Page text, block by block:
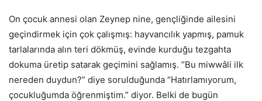
On çocuk annesi olan Zeynep nine, gençliğinde ailesini
geçindirmek için çok çalışmış: hayvancılık yapmış, pamuk
tarlalarında alın teri dökmüş, evinde kurduğu tezgahta
dokuma üretip satarak geçimini sağlamış. “Bu miwwâli ilk
nereden duydun?” diye sorulduğunda “Hatırlamıyorum,
çocukluğumda öğrenmiştim.” diyor. Belki de bugün